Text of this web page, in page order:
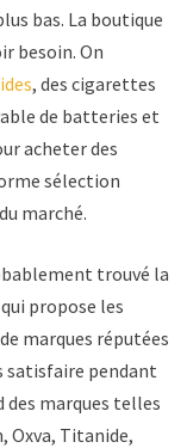
bas. La boutique
besoin. On
, des cigarettes
de batteries et
acheter des
sélection
marché.
trouvé la
propose les
marques réputées
satisfaire pendant
des marques telles
Oxva, Titanide,